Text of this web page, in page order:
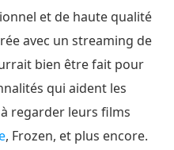
et de haute qualité
avec un streaming de
bien être fait pour
qui aident les
regarder leurs films
, Frozen, et plus encore.